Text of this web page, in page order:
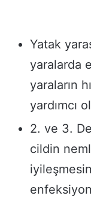
Yatak
yaralarda
yaraların
yardımcı
2. ve 3.
cildin